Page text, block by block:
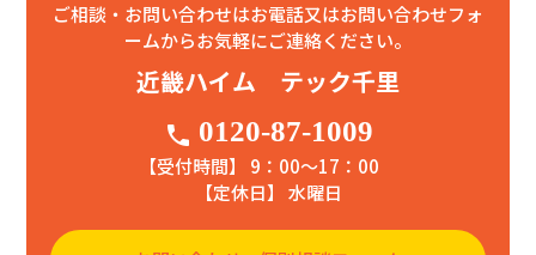
ご相談・お問い合わせはお電話又はお問い合わせフォ
ームからお気軽にご連絡ください。
近畿ハイム テック千里
phone 0120-87-1009
【受付時間】 9：00〜17：00
【定休日】 水曜日